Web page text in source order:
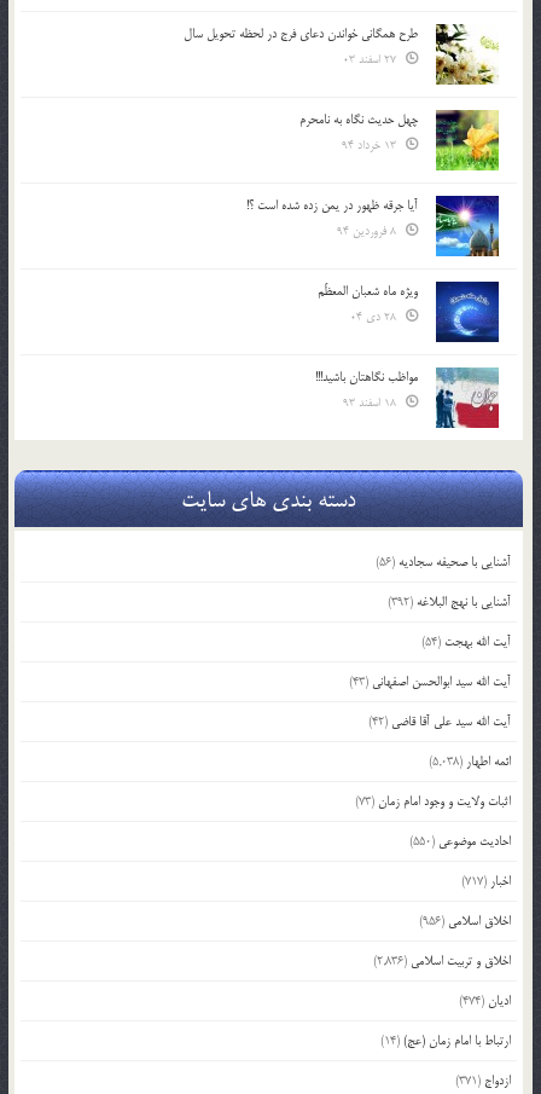
طرح همگانی خواندن دعای فرج در لحظه تحویل سال
چهل حدیث نگاه به نامحرم
آیا جرقه ظهور در یمن زده شده است ؟!
ویژه ماه شعبان المعظّم
مواظب نگاهتان باشید!!!
دسته بندی های سایت
آشنایی با صحیفه سجادیه (56)
آشنایی با نهج البلاغه (392)
آیت الله بهجت (54)
آیت الله سید ابوالحسن اصفهانی (43)
آیت الله سید علی آقا قاضی (42)
ائمه اطهار (5,038)
اثبات ولایت و وجود امام زمان(73)
احادیث موضوعی (550)
اخبار (717)
اخلاق اسلامی (956)
اخلاق و تربیت اسلامی (2,836)
ادیان(474)
ارتباط با امام زمان (عج)(14)
ازدواج (371)